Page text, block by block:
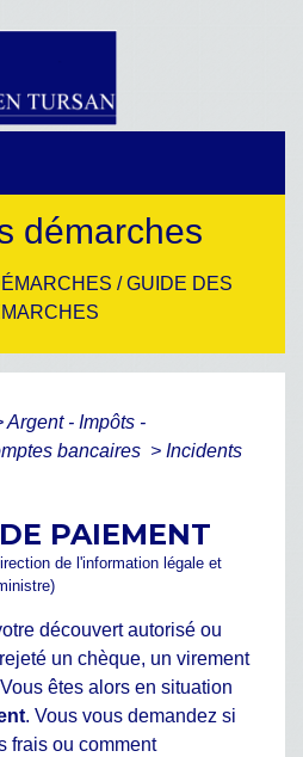
démarches
/GUIDE DES
Argent - Impôts -
bancaires > Incidents
PAIEMENT
de l'information légale et
découvert autorisé ou
un chèque, un virement
êtes alors en situation
. Vous vous demandez si
frais ou comment